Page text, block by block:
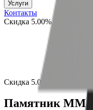
Услуги
Контакты
Скидка 5.00% на
Скидка 5.00% на
Памятник